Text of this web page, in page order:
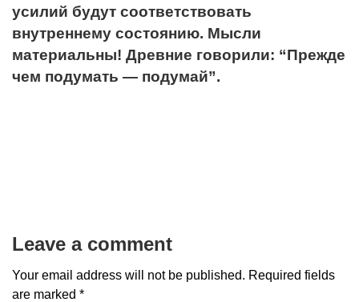
усилий будут соответствовать
внутреннему состоянию. Мысли
материальны! Древние говорили: “Прежде
чем подумать — подумай”.
Leave a comment
Your email address will not be published. Required fields
are marked *